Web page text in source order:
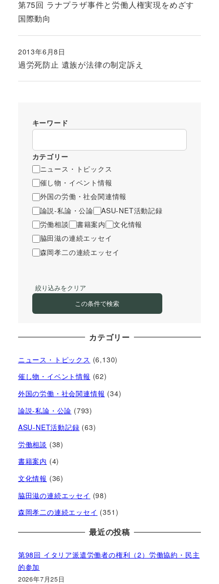
第75回 ラナプラザ事件と労働人権実現をめざす
国際動向
過労死防止 遺族が法律の制定訴え
投稿日
2013年6月8日
キーワード
カテゴリー
ニュース・トピックス
催し物・イベント情報
外国の労働・社会関連情報
論説-私論・公論
ASU-NET活動記録
労働相談
書籍案内
文化情報
脇田滋の連続エッセイ
森岡孝二の連続エッセイ
絞り込みをクリア
この条件で検索
カテゴリー
ニュース・トピックス (6,130)
催し物・イベント情報 (62)
外国の労働・社会関連情報 (34)
論説-私論・公論 (793)
ASU-NET活動記録 (63)
労働相談 (38)
書籍案内 (4)
文化情報 (36)
脇田滋の連続エッセイ (98)
森岡孝二の連続エッセイ (351)
最近の投稿
第98回 イタリア派遣労働者の権利（2）労働協約・民主
的参加
2026年7月25日